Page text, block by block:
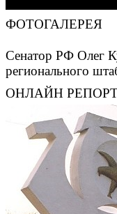
ФОТОГАЛЕРЕЯ
Сенатор РФ Олег
регионального
ОНЛАЙН